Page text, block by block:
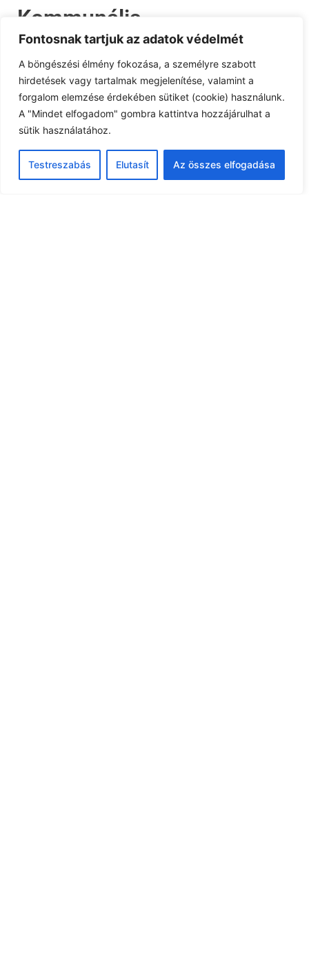
Fontosnak tartjuk az adatok védelmét
A böngészési élmény fokozása, a személyre szabott
hirdetések vagy tartalmak megjelenítése, valamint a
forgalom elemzése érdekében sütiket (cookie) használunk.
A "Mindet elfogadom" gombra kattintva hozzájárulhat a
sütik használatához.
Testreszabás Elutasít Az összes elfogadása
Kommunális
hulldékszállítási nap
Esemény kezdete: március 14, 2025
Esemény időpont: